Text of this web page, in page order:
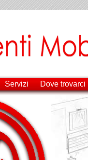
Servizi Dove trovarci